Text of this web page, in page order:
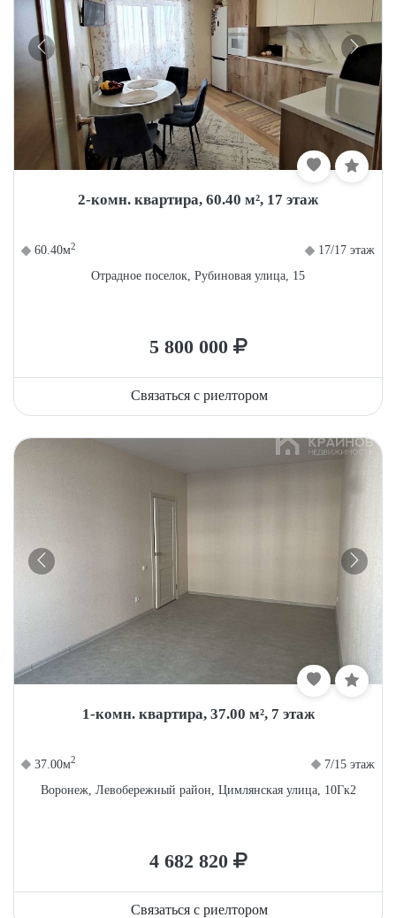
2-комн. квартира, 60.40 м², 17 этаж
60.40м2
17/17 этаж
Отрадное поселок, Рубиновая улица, 15
5 800 000
Связаться с риелтором
1-комн. квартира, 37.00 м², 7 этаж
37.00м2
7/15 этаж
Воронеж, Левобережный район, Цимлянская улица, 10Гк2
4 682 820
Связаться с риелтором